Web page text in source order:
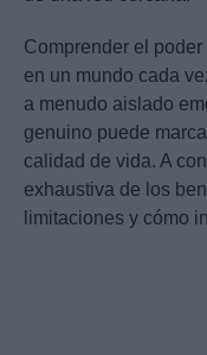
Comprender el
en un mundo cada
a menudo aislado
genuino puede
calidad de vida. A
exhaustiva de los
limitaciones y cómo